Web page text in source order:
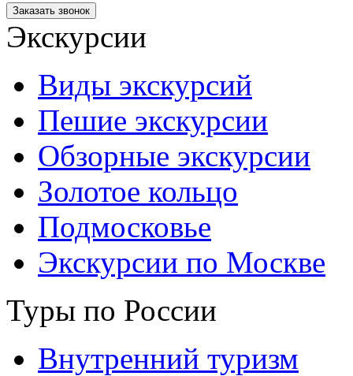
Заказать звонок
Экскурсии
Виды экскурсий
Пешие экскурсии
Обзорные экскурсии
Золотое кольцо
Подмосковье
Экскурсии по Москве
Туры по России
Внутренний туризм